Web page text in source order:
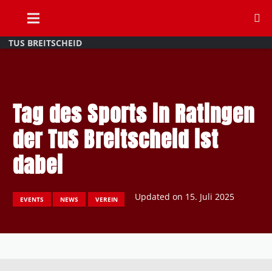
TUS BREITSCHEID
Tag des Sports in Ratingen
der TuS Breitscheid ist
dabei
EVENTS NEWS VEREIN Updated on 15. Juli 2025